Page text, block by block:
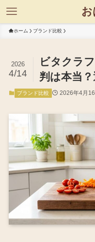
お
ホーム ブランド比較
ビタクラ
判は本当
2026
4/14
ブランド比較 2026年4月16